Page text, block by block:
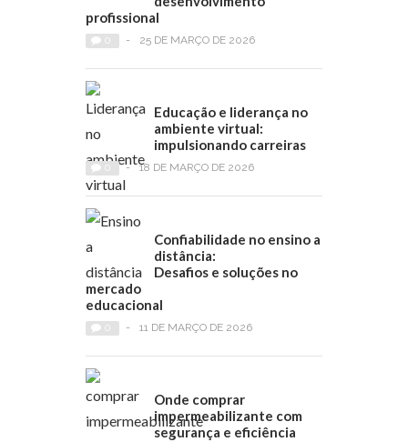
profissional
- 25 DE MARÇO DE 2026
Educação e liderança no
ambiente virtual:
impulsionando carreiras
- 18 DE MARÇO DE 2026
Confiabilidade no ensino a
distância:
Desafios e soluções no
mercado
educacional
- 11 DE MARÇO DE 2026
Onde comprar
impermeabilizante com
segurança e eficiência